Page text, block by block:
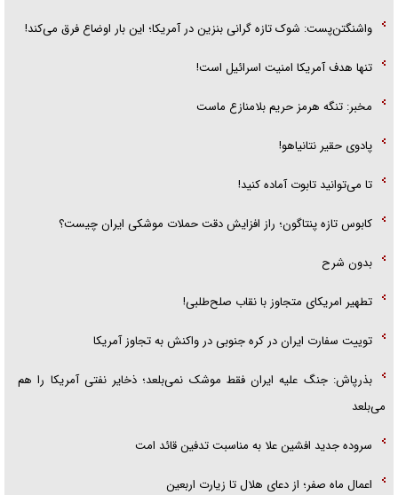
واشنگتن‌پست: شوک تازه گرانی بنزین در آمریکا؛ این بار اوضاع فرق می‌کند!
تنها هدف آمریکا امنیت اسرائیل است!
مخبر: تنگه هرمز حریم بلامنازع ماست
پادوی حقیر نتانیاهو!
تا می‌توانید تابوت آماده کنید!
کابوس تازه پنتاگون؛ راز افزایش دقت حملات موشکی ایران چیست؟
بدون شرح
تطهیر امریکای متجاوز با نقاب صلح‌طلبی!
توییت سفارت ایران در کره جنوبی در واکنش به تجاوز آمریکا
بذرپاش: ‏جنگ علیه ایران فقط موشک نمی‌بلعد؛ ذخایر نفتی آمریکا را هم
می‌بلعد
سروده جدید افشین علا به مناسبت تدفین قائد امت
اعمال ماه صفر؛ از دعای هلال تا زیارت اربعین